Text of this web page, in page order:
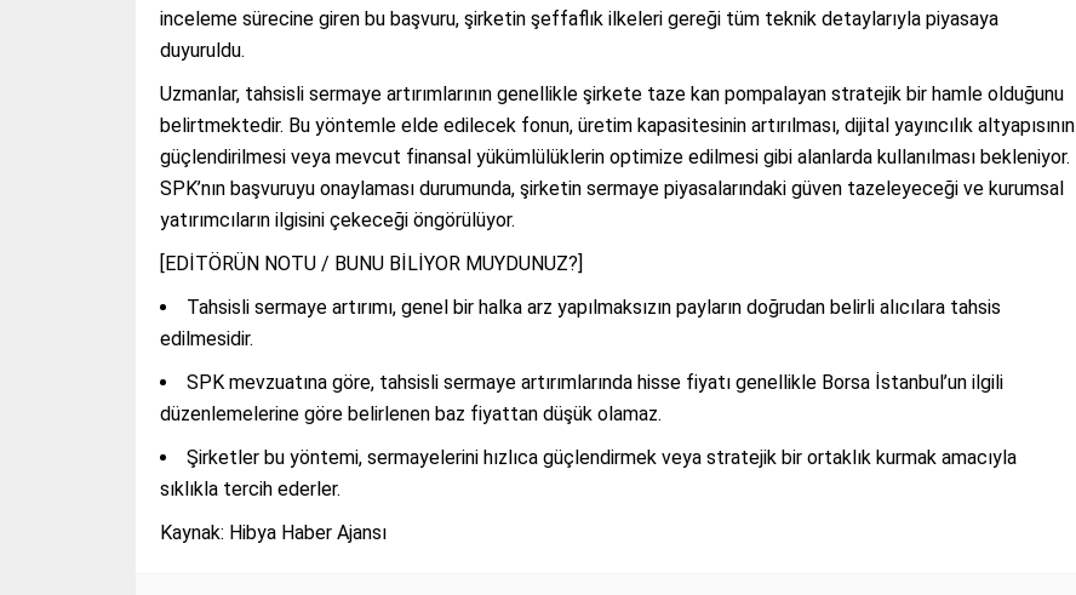
inceleme sürecine giren bu başvuru, şirketin şeffaflık ilkeleri gereği tüm teknik detaylarıyla piyasaya
duyuruldu.
Uzmanlar, tahsisli sermaye artırımlarının genellikle şirkete taze kan pompalayan stratejik bir hamle olduğunu
belirtmektedir. Bu yöntemle elde edilecek fonun, üretim kapasitesinin artırılması, dijital yayıncılık altyapısının
güçlendirilmesi veya mevcut finansal yükümlülüklerin optimize edilmesi gibi alanlarda kullanılması bekleniyor.
SPK’nın başvuruyu onaylaması durumunda, şirketin sermaye piyasalarındaki güven tazeleyeceği ve kurumsal
yatırımcıların ilgisini çekeceği öngörülüyor.
[EDİTÖRÜN NOTU / BUNU BİLİYOR MUYDUNUZ?]
Tahsisli sermaye artırımı, genel bir halka arz yapılmaksızın payların doğrudan belirli alıcılara tahsis
edilmesidir.
SPK mevzuatına göre, tahsisli sermaye artırımlarında hisse fiyatı genellikle Borsa İstanbul’un ilgili
düzenlemelerine göre belirlenen baz fiyattan düşük olamaz.
Şirketler bu yöntemi, sermayelerini hızlıca güçlendirmek veya stratejik bir ortaklık kurmak amacıyla
sıklıkla tercih ederler.
Kaynak: Hibya Haber Ajansı